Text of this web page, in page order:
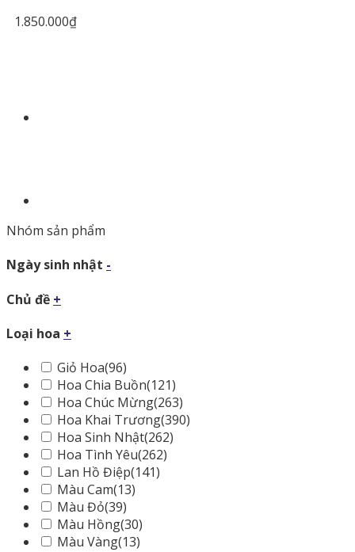
1.850.000₫
Nhóm sản phẩm
Ngày sinh nhật -
Chủ đề +
Loại hoa +
Giỏ Hoa(96)
Hoa Chia Buồn(121)
Hoa Chúc Mừng(263)
Hoa Khai Trương(390)
Hoa Sinh Nhật(262)
Hoa Tình Yêu(262)
Lan Hồ Điệp(141)
Màu Cam(13)
Màu Đỏ(39)
Màu Hồng(30)
Màu Vàng(13)